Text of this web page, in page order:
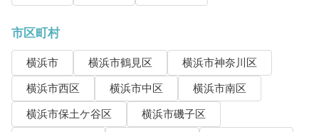
市区町村
横浜市 横浜市鶴見区
横浜市神奈川区
横浜市西区
横浜市中区
横浜市南区
横浜市保土ケ谷区
横浜市磯子区